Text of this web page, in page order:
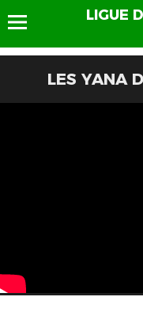
LIGUE
LES YANA